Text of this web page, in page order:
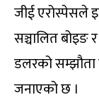
जीई एरोस्पेसले
सञ्चालित बोइङ
डलरको सम्झौता
जनाएको छ ।